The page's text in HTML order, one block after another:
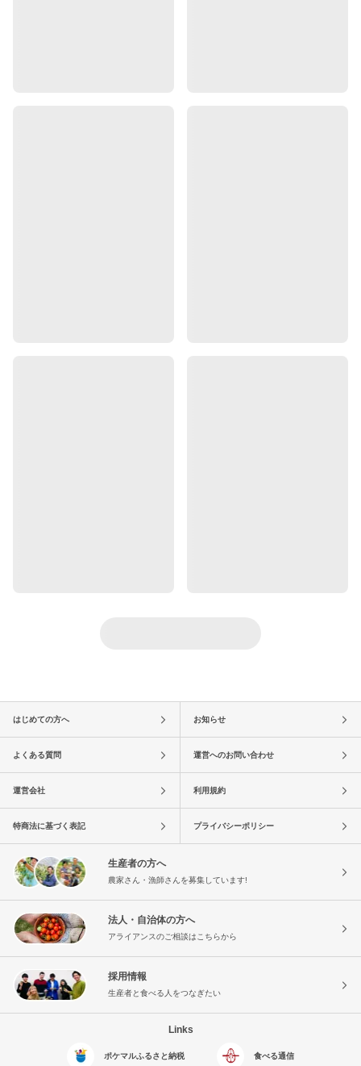
はじめての方へ お知らせ
よくある質問 運営へのお問い合わせ
運営会社 利用規約
特商法に基づく表記 プライバシーポリシー
生産者の方へ
農家さん・漁師さんを募集しています!
法人・自治体の方へ
アライアンスのご相談はこちらから
採用情報
生産者と食べる人をつなぎたい
Links
ポケマルふるさと納税 食べる通信